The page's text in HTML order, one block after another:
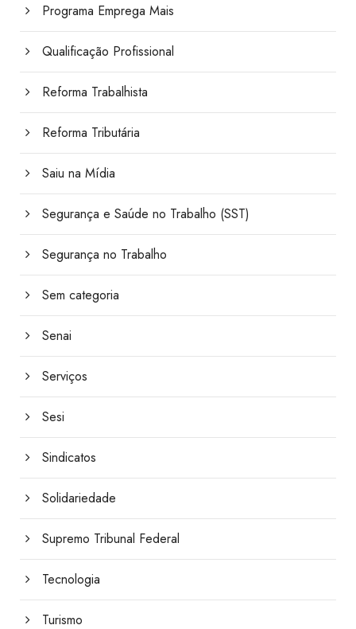
Programa Emprega Mais
Qualificação Profissional
Reforma Trabalhista
Reforma Tributária
Saiu na Mídia
Segurança e Saúde no Trabalho (SST)
Segurança no Trabalho
Sem categoria
Senai
Serviços
Sesi
Sindicatos
Solidariedade
Supremo Tribunal Federal
Tecnologia
Turismo